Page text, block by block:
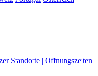
Standorte | Öffnungszeiten